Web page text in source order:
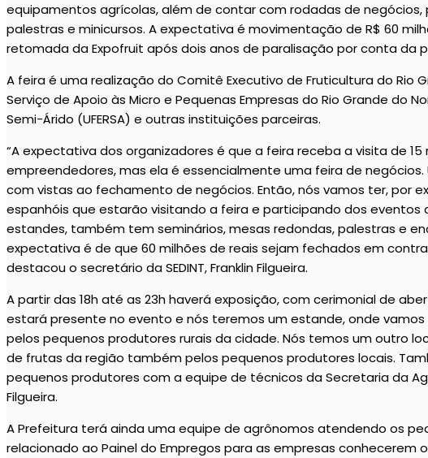
equipamentos agrícolas, além de contar com rodadas de negócios,
palestras e minicursos. A expectativa é movimentação de R$ 60
retomada da Expofruit após dois anos de paralisação por conta da
A feira é uma realização do Comitê Executivo de Fruticultura do Rio
Serviço de Apoio às Micro e Pequenas Empresas do Rio Grande do
Semi-Árido (UFERSA) e outras instituições parceiras.
“A expectativa dos organizadores é que a feira receba a visita de
empreendedores, mas ela é essencialmente uma feira de
com vistas ao fechamento de negócios. Então, nós vamos ter, por
espanhóis que estarão visitando a feira e participando dos eventos
estandes, também tem seminários, mesas redondas, palestras e
expectativa é de que 60 milhões de reais sejam fechados em
destacou o secretário da SEDINT, Franklin Filgueira.
A partir das 18h até as 23h haverá exposição, com cerimonial de
estará presente no evento e nós teremos um estande, onde
pelos pequenos produtores rurais da cidade. Nós temos um outro
de frutas da região também pelos pequenos produtores locais.
pequenos produtores com a equipe de técnicos da Secretaria da
Filgueira.
A Prefeitura terá ainda uma equipe de agrônomos atendendo os
relacionado ao Painel do Empregos para as empresas conhecerem